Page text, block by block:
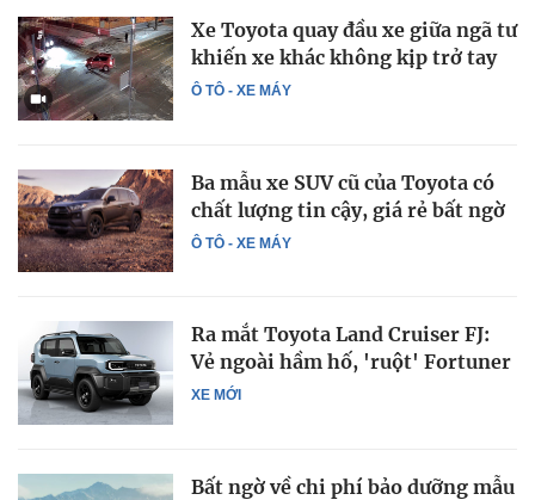
Ô TÔ - XE MÁY
Xe Toyota quay đầu xe giữa ngã tư
khiến xe khác không kịp trở tay
Ô TÔ - XE MÁY
Ba mẫu xe SUV cũ của Toyota có
chất lượng tin cậy, giá rẻ bất ngờ
XE MỚI
Ra mắt Toyota Land Cruiser FJ:
Vẻ ngoài hầm hố, 'ruột' Fortuner
Bất ngờ về chi phí bảo dưỡng mẫu